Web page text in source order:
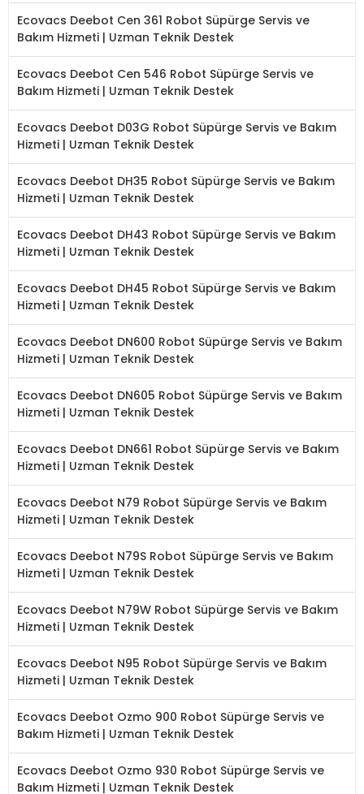
Ecovacs Deebot Cen 361 Robot Süpürge Servis ve
Bakım Hizmeti | Uzman Teknik Destek
Ecovacs Deebot Cen 546 Robot Süpürge Servis ve
Bakım Hizmeti | Uzman Teknik Destek
Ecovacs Deebot D03G Robot Süpürge Servis ve Bakım
Hizmeti | Uzman Teknik Destek
Ecovacs Deebot DH35 Robot Süpürge Servis ve Bakım
Hizmeti | Uzman Teknik Destek
Ecovacs Deebot DH43 Robot Süpürge Servis ve Bakım
Hizmeti | Uzman Teknik Destek
Ecovacs Deebot DH45 Robot Süpürge Servis ve Bakım
Hizmeti | Uzman Teknik Destek
Ecovacs Deebot DN600 Robot Süpürge Servis ve Bakım
Hizmeti | Uzman Teknik Destek
Ecovacs Deebot DN605 Robot Süpürge Servis ve Bakım
Hizmeti | Uzman Teknik Destek
Ecovacs Deebot DN661 Robot Süpürge Servis ve Bakım
Hizmeti | Uzman Teknik Destek
Ecovacs Deebot N79 Robot Süpürge Servis ve Bakım
Hizmeti | Uzman Teknik Destek
Ecovacs Deebot N79S Robot Süpürge Servis ve Bakım
Hizmeti | Uzman Teknik Destek
Ecovacs Deebot N79W Robot Süpürge Servis ve Bakım
Hizmeti | Uzman Teknik Destek
Ecovacs Deebot N95 Robot Süpürge Servis ve Bakım
Hizmeti | Uzman Teknik Destek
Ecovacs Deebot Ozmo 900 Robot Süpürge Servis ve
Bakım Hizmeti | Uzman Teknik Destek
Ecovacs Deebot Ozmo 930 Robot Süpürge Servis ve
Bakım Hizmeti | Uzman Teknik Destek